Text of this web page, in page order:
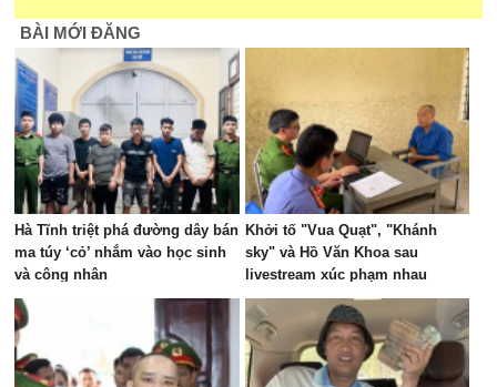
BÀI MỚI ĐĂNG
Hà Tĩnh triệt phá đường dây bán
ma túy ‘cỏ’ nhắm vào học sinh
và công nhân
Khởi tố "Vua Quạt", "Khánh
sky" và Hồ Văn Khoa sau
livestream xúc phạm nhau